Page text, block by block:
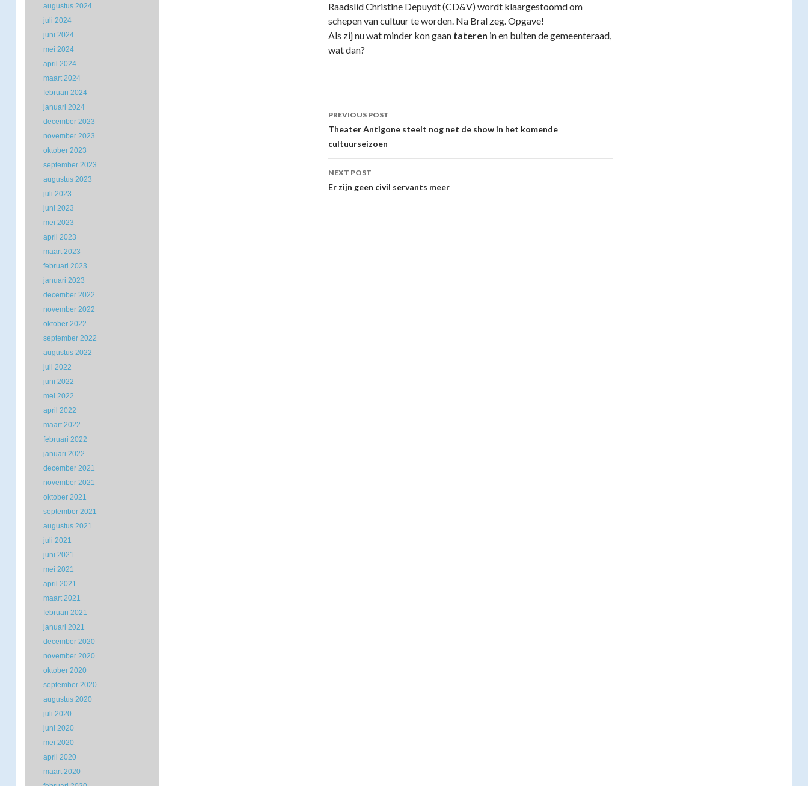
Raadslid Christine Depuydt (CD&V) wordt klaargestoomd om
schepen van cultuur te worden. Na Bral zeg. Opgave!
Als zij nu wat minder kon gaan tateren in en buiten de gemeenteraad,
wat dan?
Post
navigation
PREVIOUS POST
Theater Antigone steelt nog net de show in het komende
cultuurseizoen
NEXT POST
Er zijn geen civil servants meer
augustus 2024
juli 2024
juni 2024
mei 2024
april 2024
maart 2024
februari 2024
januari 2024
december 2023
november 2023
oktober 2023
september 2023
augustus 2023
juli 2023
juni 2023
mei 2023
april 2023
maart 2023
februari 2023
januari 2023
december 2022
november 2022
oktober 2022
september 2022
augustus 2022
juli 2022
juni 2022
mei 2022
april 2022
maart 2022
februari 2022
januari 2022
december 2021
november 2021
oktober 2021
september 2021
augustus 2021
juli 2021
juni 2021
mei 2021
april 2021
maart 2021
februari 2021
januari 2021
december 2020
november 2020
oktober 2020
september 2020
augustus 2020
juli 2020
juni 2020
mei 2020
april 2020
maart 2020